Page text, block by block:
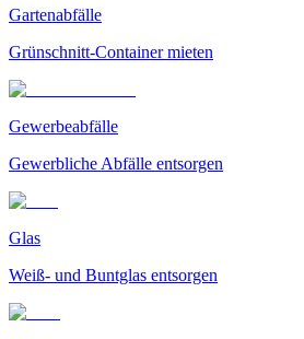
Gartenabfälle
Grünschnitt-Container mieten
Gewerbeabfälle
Gewerbliche Abfälle entsorgen
Glas
Weiß- und Buntglas entsorgen